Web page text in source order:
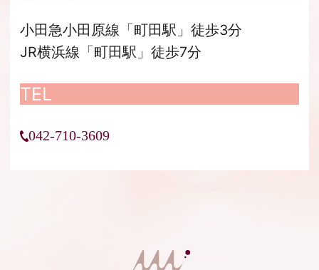
小田急小田原線「町田駅」徒歩3分
JR横浜線「町田駅」徒歩7分
TEL
042-710-3609